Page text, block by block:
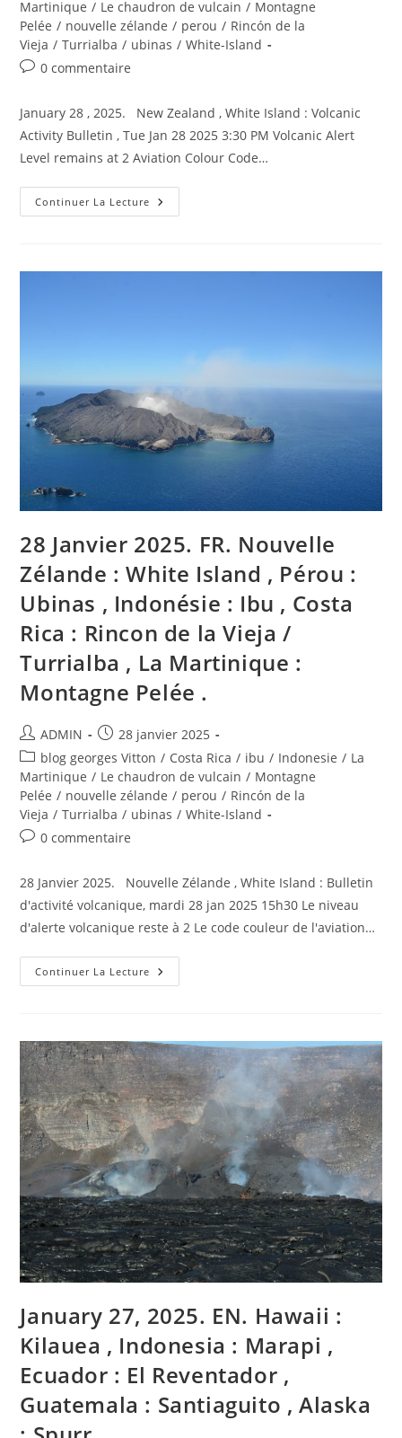
publication :
category:
Martinique / Le chaudron de vulcain / Montagne
Pelée / nouvelle zélande / perou / Rincón de la
Vieja / Turrialba / ubinas / White-Island
Commentaires
publication :
0 commentaire
January 28 , 2025. New Zealand , White Island : Volcanic
Activity Bulletin , Tue Jan 28 2025 3:30 PM Volcanic Alert
Level remains at 2 Aviation Colour Code…
Continuer La Lecture January
28,
:
Ubinas
:
Ibu
,
Costa
Rica
:
La
Vieja
/
,
La
Martinique
:
Mount
Pelée
.
28 Janvier 2025. FR. Nouvelle
Zélande : White Island , Pérou :
Ubinas , Indonésie : Ibu , Costa
Rica : Rincon de la Vieja /
Turrialba , La Martinique :
Montagne Pelée .
Auteur/autrice
de
la
publication :
ADMIN
Publication
publiée :
28 janvier 2025
Post
category:
blog georges Vitton / Costa Rica / ibu / Indonesie / La
Martinique / Le chaudron de vulcain / Montagne
Pelée / nouvelle zélande / perou / Rincón de la
Vieja / Turrialba / ubinas / White-Island
Commentaires
la
publication :
0 commentaire
28 Janvier 2025. Nouvelle Zélande , White Island : Bulletin
d'activité volcanique, mardi 28 jan 2025 15h30 Le niveau
d'alerte volcanique reste à 2 Le code couleur de l'aviation…
Continuer La Lecture 28
Janvier
:
White
Island
,
Pérou
:
Ubinas
,
Indonésie
:
Ibu
,
Costa
Rica
:
Rincon
De
La
Vieja
/
,
La
Martinique
:
Pelée
.
January 27, 2025. EN. Hawaii :
Kilauea , Indonesia : Marapi ,
Ecuador : El Reventador ,
Guatemala : Santiaguito , Alaska